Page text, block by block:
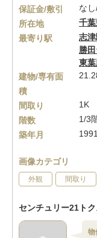
保証金/敷引
な
所在地
千
最寄り駅
志津
勝
東
建物/専有面
積
間取り
1K
階数
1/3
築年月
画像カテゴリ
外観 間取り
センチュリー21ト
物